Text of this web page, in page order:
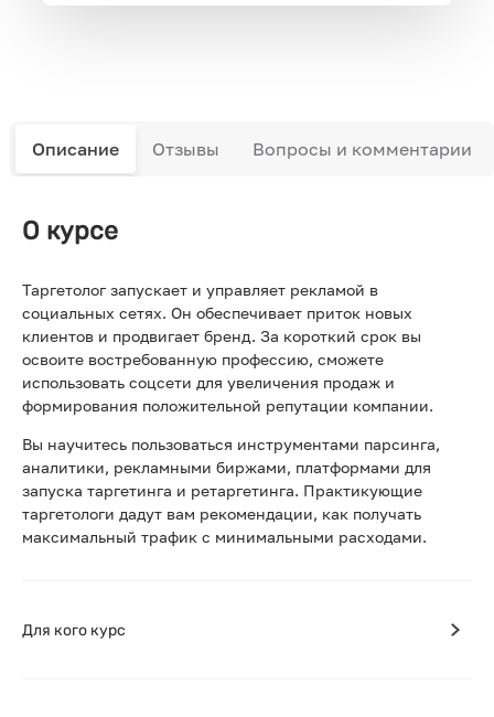
Описание Отзывы Вопросы и комментарии
О курсе
Таргетолог запускает и управляет рекламой в
социальных сетях. Он обеспечивает приток новых
клиентов и продвигает бренд. За короткий срок вы
освоите востребованную профессию, сможете
использовать соцсети для увеличения продаж и
формирования положительной репутации компании.
Вы научитесь пользоваться инструментами парсинга,
аналитики, рекламными биржами, платформами для
запуска таргетинга и ретаргетинга. Практикующие
таргетологи дадут вам рекомендации, как получать
максимальный трафик с минимальными расходами.
Для кого курс